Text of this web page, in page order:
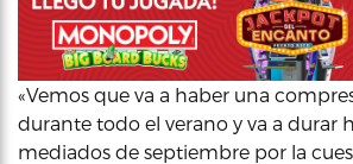
«Vemos que va a haber una
durante todo el verano y va a durar
mediados de septiembre por la